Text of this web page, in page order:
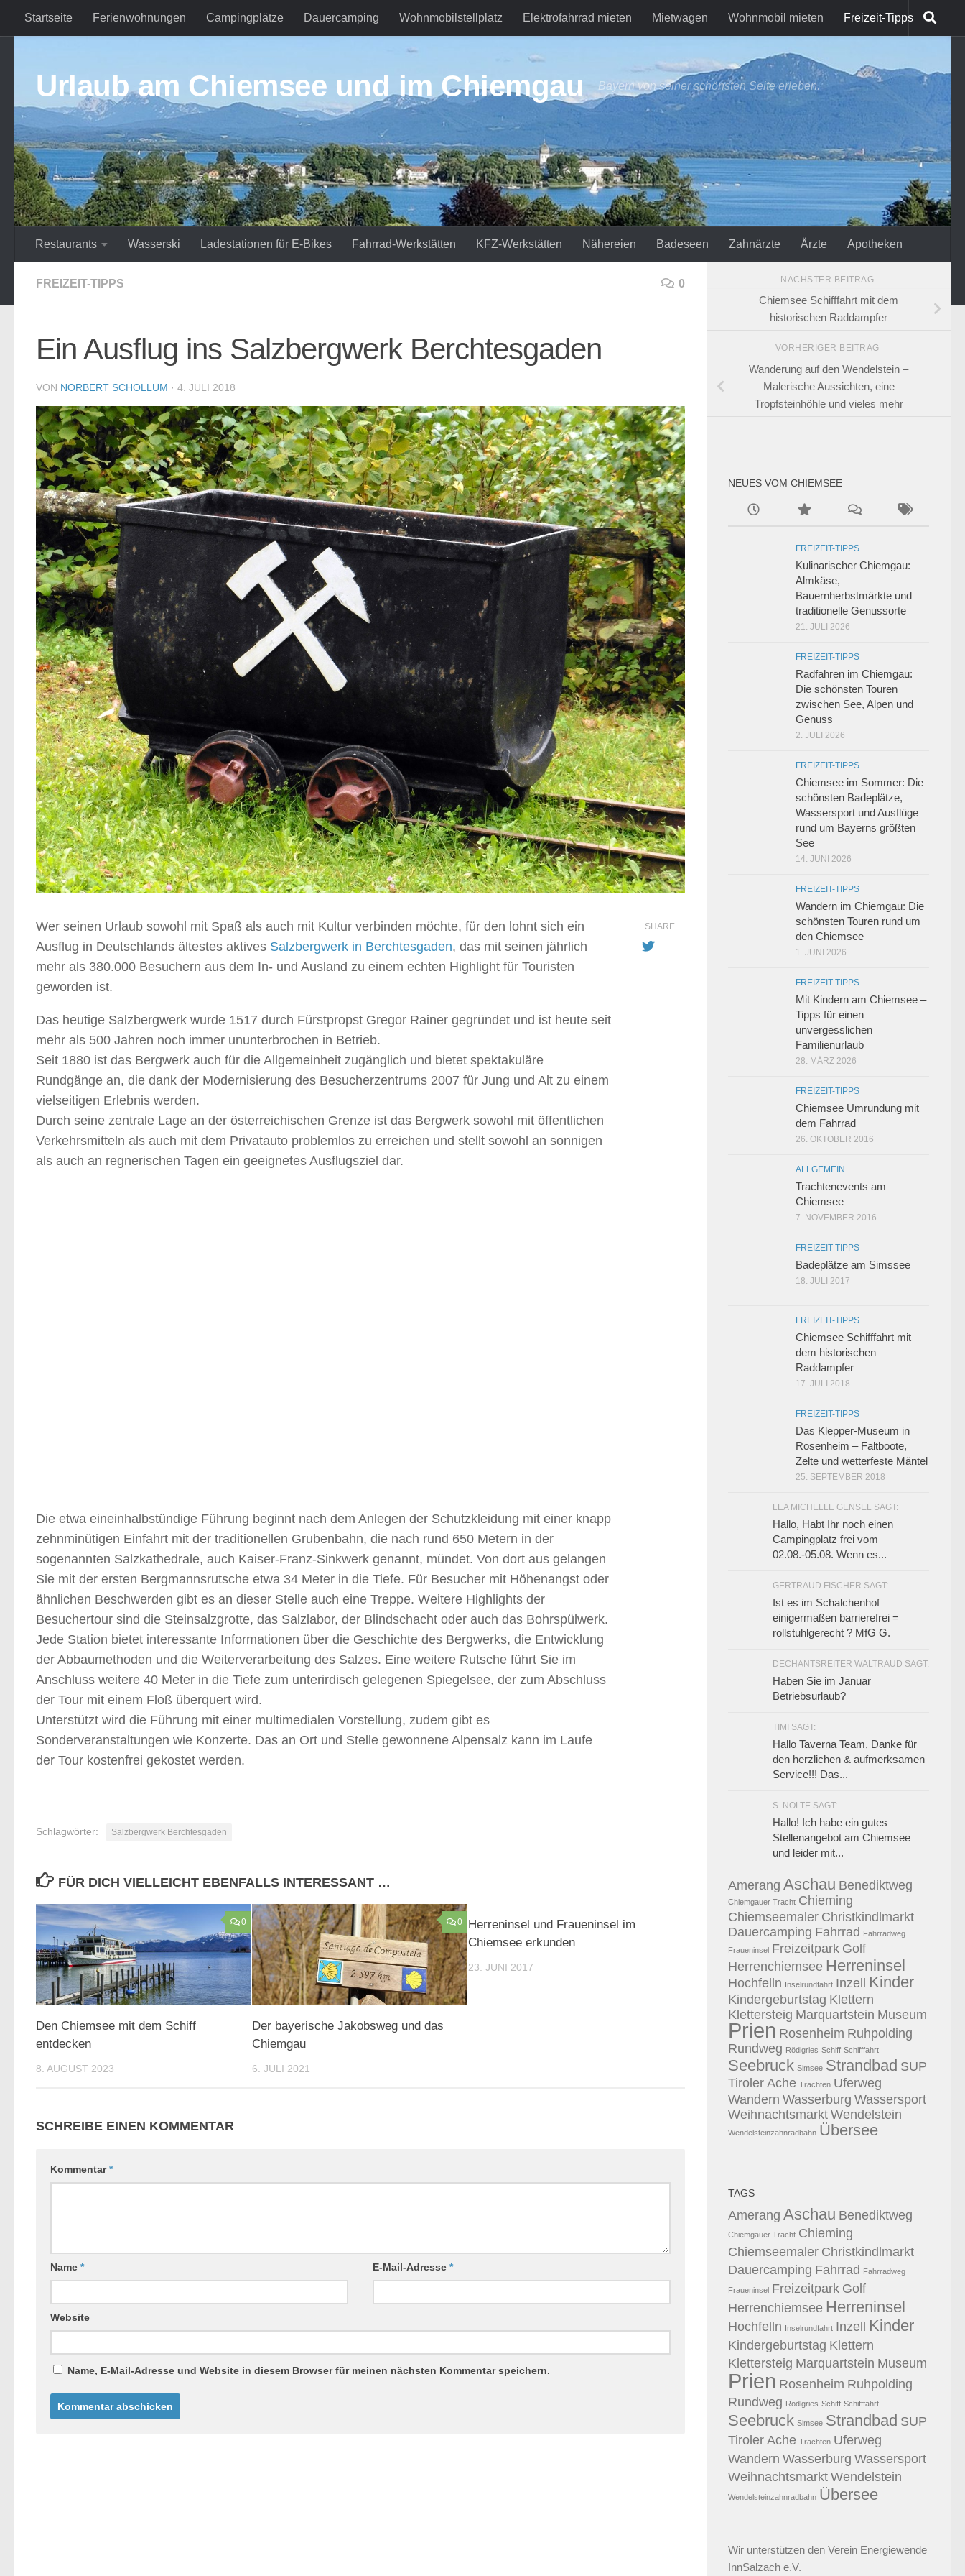
Zum Inhalt springen
Startseite Ferienwohnungen Campingplätze Dauercamping Wohnmobilstellplatz Elektrofahrrad mieten Mietwagen Wohnmobil mieten Freizeit-Tipps
Urlaub am Chiemsee und im Chiemgau Bayern von seiner schönsten Seite erleben.
Restaurants Wasserski Ladestationen für E-Bikes Fahrrad-Werkstätten KFZ-Werkstätten Nähereien Badeseen Zahnärzte Ärzte Apotheken
FREIZEIT-TIPPS 0
Ein Ausflug ins Salzbergwerk Berchtesgaden
VON NORBERT SCHOLLUM · 4. JULI 2018
Wer seinen Urlaub sowohl mit Spaß als auch mit Kultur verbinden möchte, für den lohnt sich ein
Ausflug in Deutschlands ältestes aktives Salzbergwerk in Berchtesgaden, das mit seinen jährlich
mehr als 380.000 Besuchern aus dem In- und Ausland zu einem echten Highlight für Touristen
geworden ist.
Das heutige Salzbergwerk wurde 1517 durch Fürstpropst Gregor Rainer gegründet und ist heute seit
mehr als 500 Jahren noch immer ununterbrochen in Betrieb.
Seit 1880 ist das Bergwerk auch für die Allgemeinheit zugänglich und bietet spektakuläre
Rundgänge an, die dank der Modernisierung des Besucherzentrums 2007 für Jung und Alt zu einem
vielseitigen Erlebnis werden.
Durch seine zentrale Lage an der österreichischen Grenze ist das Bergwerk sowohl mit öffentlichen
Verkehrsmitteln als auch mit dem Privatauto problemlos zu erreichen und stellt sowohl an sonnigen
als auch an regnerischen Tagen ein geeignetes Ausflugsziel dar.
Die etwa eineinhalbstündige Führung beginnt nach dem Anlegen der Schutzkleidung mit einer knapp
zehnminütigen Einfahrt mit der traditionellen Grubenbahn, die nach rund 650 Metern in der
sogenannten Salzkathedrale, auch Kaiser-Franz-Sinkwerk genannt, mündet. Von dort aus gelangen
Sie mit der ersten Bergmannsrutsche etwa 34 Meter in die Tiefe. Für Besucher mit Höhenangst oder
ähnlichen Beschwerden gibt es an dieser Stelle auch eine Treppe. Weitere Highlights der
Besuchertour sind die Steinsalzgrotte, das Salzlabor, der Blindschacht oder auch das Bohrspülwerk.
Jede Station bietet interessante Informationen über die Geschichte des Bergwerks, die Entwicklung
der Abbaumethoden und die Weiterverarbeitung des Salzes. Eine weitere Rutsche führt Sie im
Anschluss weitere 40 Meter in die Tiefe zum unterirdisch gelegenen Spiegelsee, der zum Abschluss
der Tour mit einem Floß überquert wird.
Unterstützt wird die Führung mit einer multimedialen Vorstellung, zudem gibt es
Sonderveranstaltungen wie Konzerte. Das an Ort und Stelle gewonnene Alpensalz kann im Laufe
der Tour kostenfrei gekostet werden.
SHARE
Schlagwörter: Salzbergwerk Berchtesgaden
FÜR DICH VIELLEICHT EBENFALLS INTERESSANT …
0
Den Chiemsee mit dem Schiff
entdecken
8. AUGUST 2023
0
Der bayerische Jakobsweg und das
Chiemgau
6. JULI 2021
Herreninsel und Fraueninsel im
Chiemsee erkunden
23. JUNI 2017
SCHREIBE EINEN KOMMENTAR
Kommentar*
Name * E-Mail-Adresse*
Website
Name, E-Mail-Adresse und Website in diesem Browser für meinen nächsten Kommentar speichern.
NÄCHSTER BEITRAG
Chiemsee Schifffahrt mit dem
historischen Raddampfer
VORHERIGER BEITRAG
Wanderung auf den Wendelstein –
Malerische Aussichten, eine
Tropfsteinhöhle und vieles mehr
NEUES VOM CHIEMSEE
FREIZEIT-TIPPS
Kulinarischer Chiemgau:
Almkäse,
Bauernherbstmärkte und
traditionelle Genussorte
21. JULI 2026
FREIZEIT-TIPPS
Radfahren im Chiemgau:
Die schönsten Touren
zwischen See, Alpen und
Genuss
2. JULI 2026
FREIZEIT-TIPPS
Chiemsee im Sommer: Die
schönsten Badeplätze,
Wassersport und Ausflüge
rund um Bayerns größten
See
14. JUNI 2026
FREIZEIT-TIPPS
Wandern im Chiemgau: Die
schönsten Touren rund um
den Chiemsee
1. JUNI 2026
FREIZEIT-TIPPS
Mit Kindern am Chiemsee –
Tipps für einen
unvergesslichen
Familienurlaub
28. MÄRZ 2026
FREIZEIT-TIPPS
Chiemsee Umrundung mit
dem Fahrrad
26. OKTOBER 2016
ALLGEMEIN
Trachtenevents am
Chiemsee
7. NOVEMBER 2016
FREIZEIT-TIPPS
Badeplätze am Simssee
18. JULI 2017
FREIZEIT-TIPPS
Chiemsee Schifffahrt mit
dem historischen
Raddampfer
17. JULI 2018
FREIZEIT-TIPPS
Das Klepper-Museum in
Rosenheim – Faltboote,
Zelte und wetterfeste Mäntel
25. SEPTEMBER 2018
LEA MICHELLE GENSEL SAGT:
Hallo, Habt Ihr noch einen
Campingplatz frei vom
02.08.-05.08. Wenn es...
GERTRAUD FISCHER SAGT:
Ist es im Schalchenhof
einigermaßen barrierefrei =
rollstuhlgerecht ? MfG G.
DECHANTSREITER WALTRAUD SAGT:
Haben Sie im Januar
Betriebsurlaub?
TIMI SAGT:
Hallo Taverna Team, Danke für
den herzlichen & aufmerksamen
Service!!! Das...
S. NOLTE SAGT:
Hallo! Ich habe ein gutes
Stellenangebot am Chiemsee
und leider mit...
Amerang Aschau Benediktweg
Chiemgauer Tracht Chieming
Chiemseemaler Christkindlmarkt
Dauercamping Fahrrad Fahrradweg
Fraueninsel Freizeitpark Golf
Herrenchiemsee Herreninsel
Hochfelln Inselrundfahrt Inzell Kinder
Kindergeburtstag Klettern
Klettersteig Marquartstein Museum
Prien Rosenheim Ruhpolding
Rundweg Rödlgries Schiff Schifffahrt
Seebruck Simsee Strandbad SUP
Tiroler Ache Trachten Uferweg
Wandern Wasserburg Wassersport
Weihnachtsmarkt Wendelstein
Wendelsteinzahnradbahn Übersee
TAGS
Amerang Aschau Benediktweg
Chiemgauer Tracht Chieming
Chiemseemaler Christkindlmarkt
Dauercamping Fahrrad Fahrradweg
Fraueninsel Freizeitpark Golf
Herrenchiemsee Herreninsel
Hochfelln Inselrundfahrt Inzell Kinder
Kindergeburtstag Klettern
Klettersteig Marquartstein Museum
Prien Rosenheim Ruhpolding
Rundweg Rödlgries Schiff Schifffahrt
Seebruck Simsee Strandbad SUP
Tiroler Ache Trachten Uferweg
Wandern Wasserburg Wassersport
Weihnachtsmarkt Wendelstein
Wendelsteinzahnradbahn Übersee
Wir unterstützen den Verein Energiewende
InnSalzach e.V.